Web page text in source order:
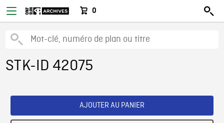
0
STK-ID 42075
AJOUTER AU PANIER